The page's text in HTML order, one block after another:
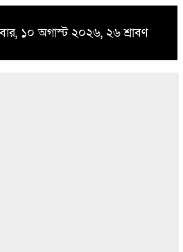
১০ অগাস্ট ২০২৬, ২৬ শ্রাবণ